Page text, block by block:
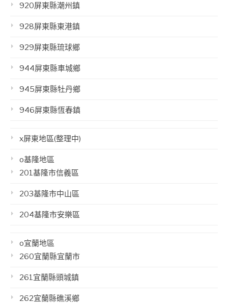
920屏東縣潮州鎮
928屏東縣東港鎮
929屏東縣琉球鄉
944屏東縣車城鄉
945屏東縣牡丹鄉
946屏東縣恆春鎮
x屏東地區(整理中)
o基隆地區
201基隆市信義區
203基隆市中山區
204基隆市安樂區
o宜蘭地區
260宜蘭縣宜蘭市
261宜蘭縣頭城鎮
262宜蘭縣礁溪鄉